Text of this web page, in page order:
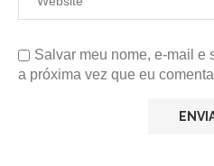
Salvar meu nome, e-mail e
a próxima vez que eu